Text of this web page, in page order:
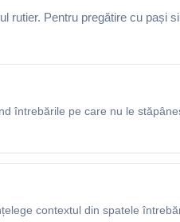
rutier. Pentru pregătire cu pași
întrebările pe care nu le
contextul din spatele